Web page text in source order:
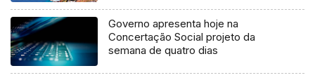
Governo apresenta hoje na
Concertação Social projeto da
semana de quatro dias